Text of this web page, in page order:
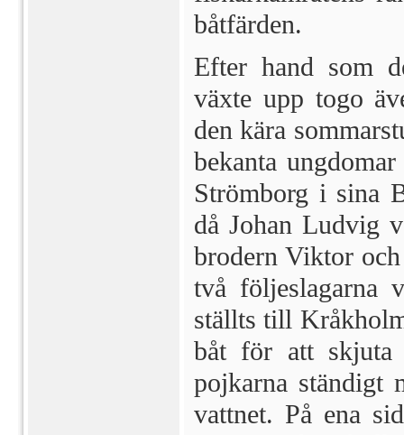
båtfärden.
Efter hand som
växte upp togo
den kära
bekanta
Strömborg i sina
då Johan Lud­vig
brodern Viktor
två följeslagarna
ställts till
båt för att skjuta
pojkarna ständigt
vattnet. På ena